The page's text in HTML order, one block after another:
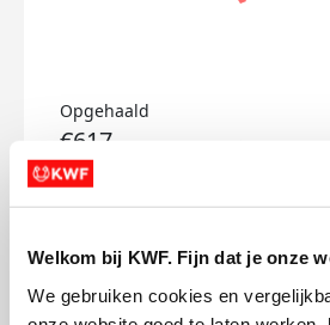
Welkom bij KWF. Fijn dat je onze
We gebruiken cookies en
Opgehaald
€617
Doneer
Isa's